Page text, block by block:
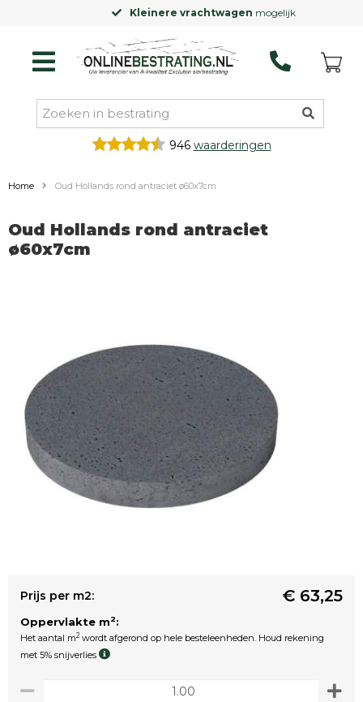
Kleinere vrachtwagenmogelijk
946 waarderingen
Home Oud Hollands rond antraciet ø60x7cm
Oud Hollands rond antraciet
ø60x7cm
Prijs per m2: € 63,25
Oppervlakte m2:
Het aantal m2 wordt afgerond op hele besteleenheden. Houd rekening
met 5% snijverlies